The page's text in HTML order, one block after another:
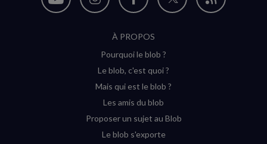
Nous
Nous
Instagram
(nouvelle
Nous
sur
Facebook
(nouvelle
Nous
Flux
À PROPOS
Pourquoi le blob ?
Le blob, c'est quoi ?
Mais qui est le blob ?
Les amis du blob
Proposer un sujet au Blob
Le blob s'exporte